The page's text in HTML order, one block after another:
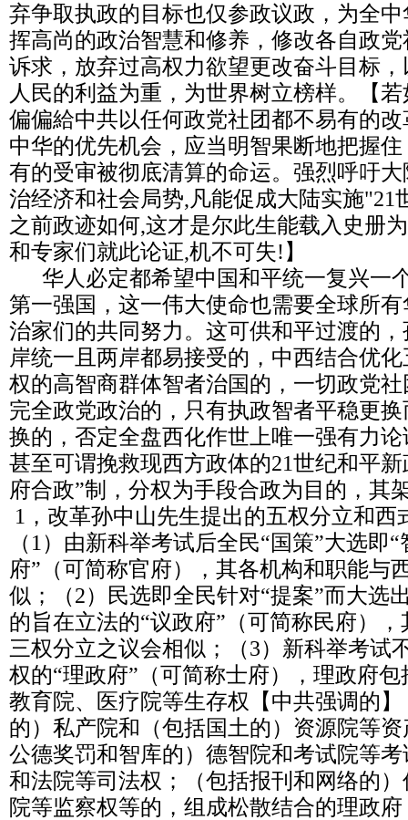
弃争取执政的目标也仅参政议政，为全
挥高尚的政治智慧和修养，修改各自政
诉求，放弃过高权力欲望更改奋斗目标
人民的利益为重，为世界树立榜样。【
偏偏給中共以任何政党社团都不易有的
中华的优先机会，应当明智果断地把握
有的受审被彻底清算的命运。强烈呼吁
治经济和社会局势,凡能促成大陆实施"21
之前政迹如何,这才是尔此生能载入史册
和专家们就此论证,机不可失!】
华人必定都希望中国和平统一复兴一
第一强国，这一伟大使命也需要全球所
治家们的共同努力。这可供和平过渡的
岸统一且两岸都易接受的，中西结合优
权的高智商群体智者治国的，一切政党
完全政党政治的，只有执政智者平稳更
换的，否定全盘西化作世上唯一强有力
甚至可谓挽救现西方政体的21世纪和平
府合政”制，分权为手段合政为目的，其
1，改革孙中山先生提出的五权分立和西
（1）由新科举考试后全民“国策”大选即
府”（可简称官府），其各机构和职能与
似；（2）民选即全民针对“提案”而大选
的旨在立法的“议政府”（可简称民府）
三权分立之议会相似；（3）新科举考试
权的“理政府”（可简称士府），理政府
教育院、医疗院等生存权【中共强调的
的）私产院和（包括国土的）资源院等
公德奖罚和智库的）德智院和考试院等
和法院等司法权；（包括报刊和网络的
院等监察权等的，组成松散结合的理政